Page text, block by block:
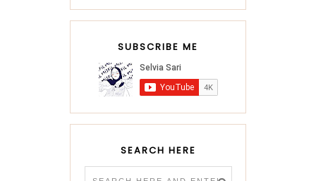
SUBSCRIBE ME
SEARCH HERE